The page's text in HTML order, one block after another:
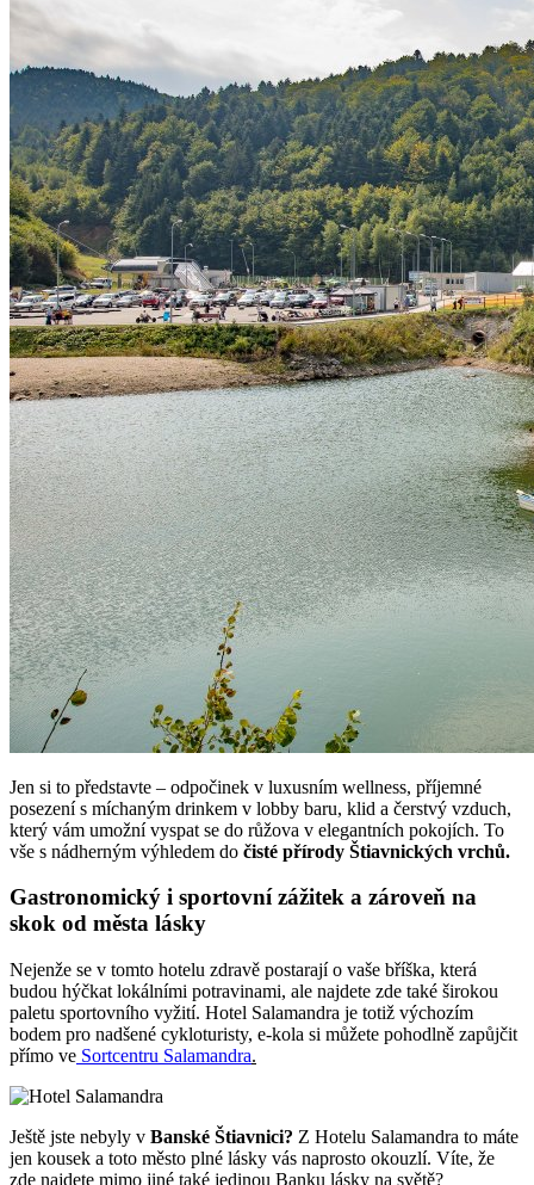
Jen si to představte – odpočinek v luxusním wellness, příjemné
posezení s míchaným drinkem v lobby baru, klid a čerstvý vzduch,
který vám umožní vyspat se do růžova v elegantních pokojích. To
vše s nádherným výhledem do čisté přírody Štiavnických vrchů.
Gastronomický i sportovní zážitek a zároveň na
skok od města lásky
Nejenže se v tomto hotelu zdravě postarají o vaše bříška, která
budou hýčkat lokálními potravinami, ale najdete zde také širokou
paletu sportovního vyžití. Hotel Salamandra je totiž výchozím
bodem pro nadšené cykloturisty, e-kola si můžete pohodlně zapůjčit
přímo ve Sortcentru Salamandra.
Ještě jste nebyly v Banské Štiavnici? Z Hotelu Salamandra to máte
jen kousek a toto město plné lásky vás naprosto okouzlí. Víte, že
zde najdete mimo jiné také jedinou Banku lásky na světě?